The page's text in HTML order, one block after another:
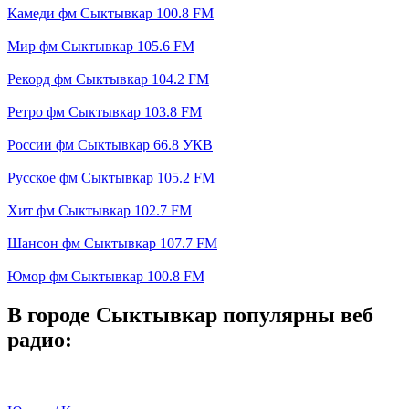
Камеди фм Сыктывкар 100.8 FM
Мир фм Сыктывкар 105.6 FM
Рекорд фм Сыктывкар 104.2 FM
Ретро фм Сыктывкар 103.8 FM
России фм Сыктывкар 66.8 УКВ
Русское фм Сыктывкар 105.2 FM
Хит фм Сыктывкар 102.7 FM
Шансон фм Сыктывкар 107.7 FM
Юмор фм Сыктывкар 100.8 FM
В городе Сыктывкар популярны веб
радио: